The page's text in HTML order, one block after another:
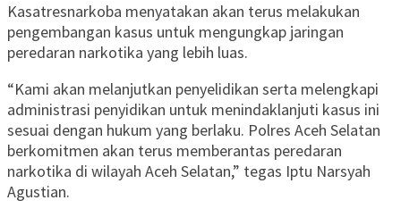
Kasatresnarkoba menyatakan akan terus melakukan
pengembangan kasus untuk mengungkap jaringan
peredaran narkotika yang lebih luas.
“Kami akan melanjutkan penyelidikan serta melengkapi
administrasi penyidikan untuk menindaklanjuti kasus ini
sesuai dengan hukum yang berlaku. Polres Aceh Selatan
berkomitmen akan terus memberantas peredaran
narkotika di wilayah Aceh Selatan,” tegas Iptu Narsyah
Agustian.